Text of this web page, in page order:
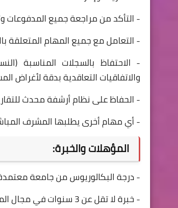
- التأكد من مراجعة جميع المدفوعات
- التعامل مع جميع المهام المتعلقة
- الاحتفاظ بالسجلات المناسبة
والاتفاقيات التعاقدية بدقة لأغراض
- الحفاظ على نظام أرشفة محدث
- أي مهام أخرى يطلبها المشرف
المؤهلات والخبرة:
- درجة البكالوريوس من جامعة معتمدة
- خبرة لا تقل عن 3 سنوات في مجال المحاسبة مع المنظمات غير الحكومية